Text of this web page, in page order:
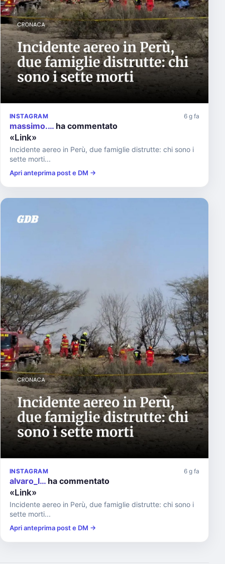
INSTAGRAM 6 g fa
massimo.… ha commentato
«Link»
Incidente aereo in Perù, due famiglie distrutte: chi sono i
sette morti...
Apri anteprima post e DM →
INSTAGRAM 6 g fa
alvaro_l… ha commentato
«Link»
Incidente aereo in Perù, due famiglie distrutte: chi sono i
sette morti...
Apri anteprima post e DM →